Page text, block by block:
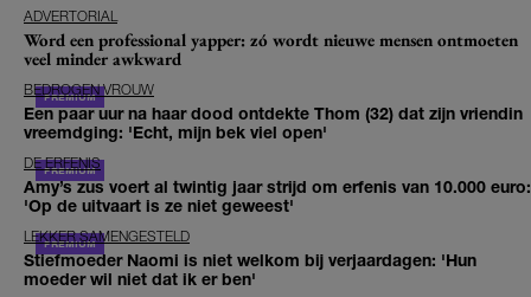
ADVERTORIAL
Word een professional yapper: zó wordt nieuwe mensen ontmoeten
veel minder awkward
BEDROGEN VROUW
Een paar uur na haar dood ontdekte Thom (32) dat zijn vriendin
vreemdging: 'Echt, mijn bek viel open'
DE ERFENIS
Amy’s zus voert al twintig jaar strijd om erfenis van 10.000 euro:
'Op de uitvaart is ze niet geweest'
LEKKER SAMENGESTELD
Stiefmoeder Naomi is niet welkom bij verjaardagen: 'Hun
moeder wil niet dat ik er ben'